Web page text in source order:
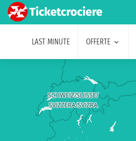
LAST MINUTE OFFERTE